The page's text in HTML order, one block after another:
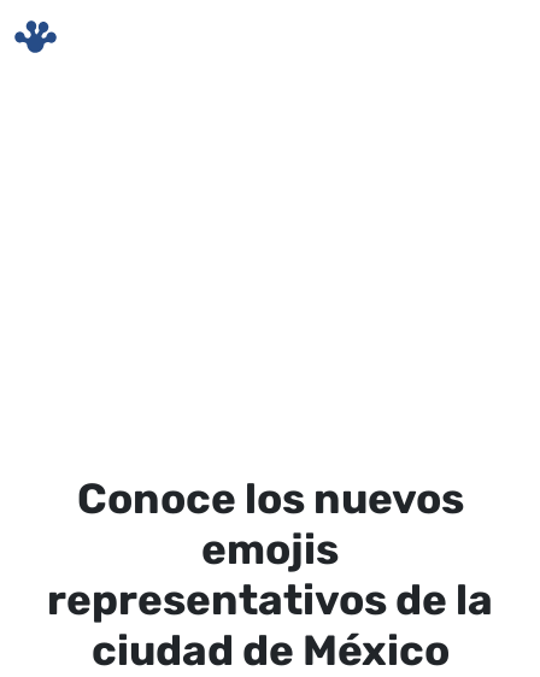
Conoce los nuevos
emojis
representativos de la
ciudad de México